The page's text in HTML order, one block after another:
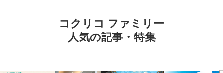
コクリコ ファミリー
人気の記事・特集